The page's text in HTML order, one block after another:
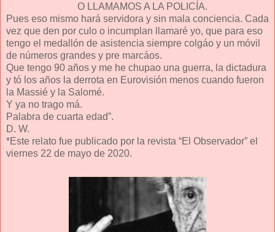
O LLAMAMOS A LA POLICÍA.
Pues eso mismo hará servidora y sin mala conciencia. Cada
vez que den por culo o incumplan llamaré yo, que para eso
tengo el medallón de asistencia siempre colgáo y un móvil
de números grandes y pre marcáos.
Que tengo 90 años y me he chupao una guerra, la dictadura
y tó los años la derrota en Eurovisión menos cuando fueron
la Massié y la Salomé.
Y ya no trago má.
Palabra de cuarta edad”.
D. W.
*Este relato fue publicado por la revista “El Observador” el
viernes 22 de mayo de 2020.